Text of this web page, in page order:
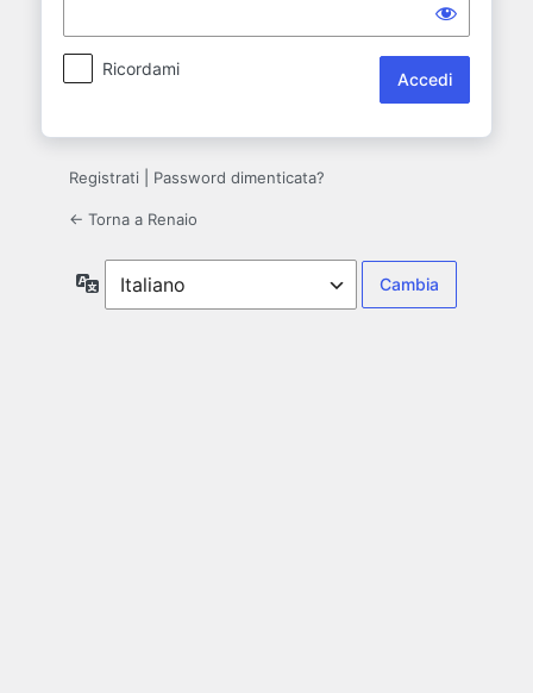
Ricordami
Registrati Password dimenticata?
← Torna a Renaio
Lingua